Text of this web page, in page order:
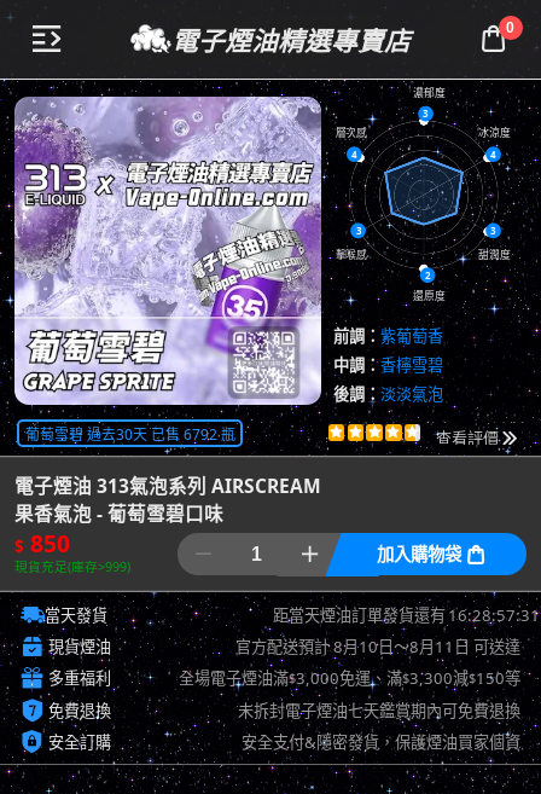
 電子煙油精選專賣店 0
3
4
3
2
3
4
濃郁度
冰涼度
甜潤度
還原度
擊喉感
層次感
前調： 紫葡萄香
中調：香檸雪碧
後調： 淡淡氣泡
葡萄雪碧 過去30天 已售 6792 瓶      共4313評價
查看評價
電子煙油 313氣泡系列 AIRSCREAM
果香氣泡 - 葡萄雪碧口味
$ 850
現貨充足(庫存>999)
  加入購物袋 
當天發貨 距當天煙油訂單發貨還有16:28:56:51
 現貨煙油 官方配送預計8月10日～8月11日 可送達
 多重福利 全場電子煙油滿$3,000免運、滿$3,300減$150等
 免費退換 未拆封電子煙油七天鑑賞期內可免費退換
 安全訂購 安全支付&隱密發貨，保護煙油買家個資